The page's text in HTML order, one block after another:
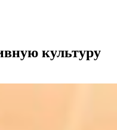
культуру